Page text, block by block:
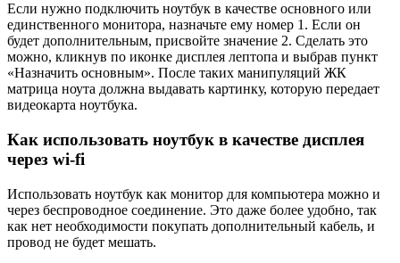
Если нужно подключить ноутбук в качестве основного или
единственного монитора, назначьте ему номер 1. Если он
будет дополнительным, присвойте значение 2. Сделать это
можно, кликнув по иконке дисплея лептопа и выбрав пункт
«Назначить основным». После таких манипуляций ЖК
матрица ноута должна выдавать картинку, которую передает
видеокарта ноутбука.
Как использовать ноутбук в качестве дисплея
через wi-fi
Использовать ноутбук как монитор для компьютера можно и
через беспроводное соединение. Это даже более удобно, так
как нет необходимости покупать дополнительный кабель, и
провод не будет мешать.